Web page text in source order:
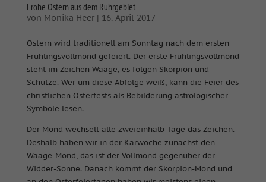
Frohe Ostern aus dem Ruhrgebiet
von Monika Heer| 16. April 2017
Ostern wird traditionell am Sonntag nach dem ersten
Frühlingsvollmond gefeiert. Der erste Frühlingsvollmond
steht im Zeichen Waage, es folgen Skorpion und
Schütze. Wer um diese Abfolge weiß, kann die Feier des
christlichen Osterfests als Bebilderung astrologischer
Symbole lesen.
Der Mond wechselt alle zweieinhalb Tage das Zeichen.
Deshalb haben wir in der Karwoche zunächst den
Waage-Mond, das ist der Vollmond gegenüber der
Widder-Sonne. Danach kommt der Skorpion-Mond und